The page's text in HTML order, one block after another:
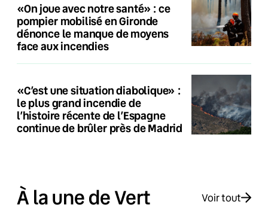
«On joue avec notre santé» : ce
pompier mobilisé en Gironde
dénonce le manque de moyens
face aux incendies
«C’est une situation diabolique» :
le plus grand incendie de
l’histoire récente de l’Espagne
continue de brûler près de Madrid
À la une de Vert Voir tout